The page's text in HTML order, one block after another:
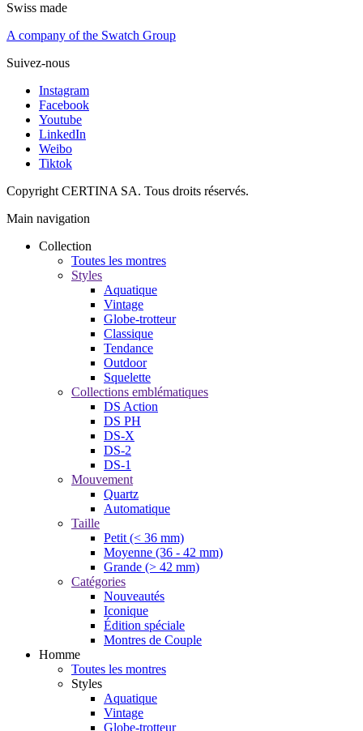
Swiss made
A company of the Swatch Group
Suivez-nous
Instagram
Facebook
Youtube
LinkedIn
Weibo
Tiktok
Copyright CERTINA SA. Tous droits réservés.
Main navigation
Collection
Toutes les montres
Styles
Aquatique
Vintage
Globe-trotteur
Classique
Tendance
Outdoor
Squelette
Collections emblématiques
DS Action
DS PH
DS-X
DS-2
DS-1
Mouvement
Quartz
Automatique
Taille
Petit (< 36 mm)
Moyenne (36 - 42 mm)
Grande (> 42 mm)
Catégories
Nouveautés
Iconique
Édition spéciale
Montres de Couple
Homme
Toutes les montres
Styles
Aquatique
Vintage
Globe-trotteur